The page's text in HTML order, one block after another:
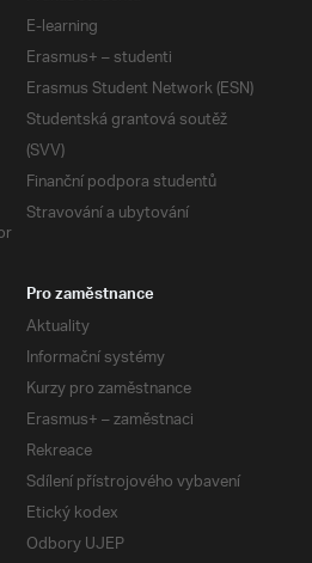
E-learning
Erasmus+ – studenti
Erasmus Student Network (ESN)
Studentská grantová soutěž
(SVV)
Finanční podpora studentů
Stravování a ubytování
Pro zaměstnance
Aktuality
Informační systémy
Kurzy pro zaměstnance
Erasmus+ – zaměstnaci
Rekreace
Sdílení přístrojového vybavení
Etický kodex
Odbory UJEP